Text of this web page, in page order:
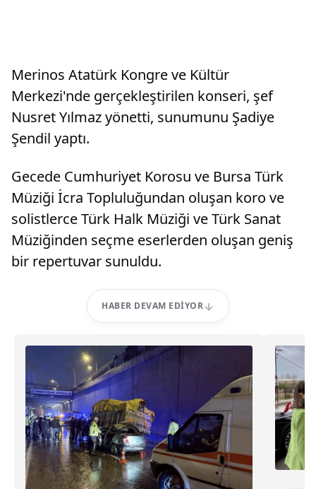
Merinos Atatürk Kongre ve Kültür
Merkezi'nde gerçekleştirilen konseri, şef
Nusret Yılmaz yönetti, sunumunu Şadiye
Şendil yaptı.
Gecede Cumhuriyet Korosu ve Bursa Türk
Müziği İcra Topluluğundan oluşan koro ve
solistlerce Türk Halk Müziği ve Türk Sanat
Müziğinden seçme eserlerden oluşan geniş
bir repertuvar sunuldu.
HABER DEVAM EDIYOR